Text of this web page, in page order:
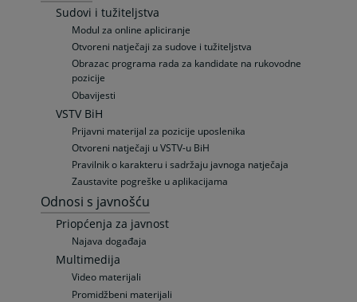
Sudovi i tužiteljstva
Modul za online apliciranje
Otvoreni natječaji za sudove i tužiteljstva
Obrazac programa rada za kandidate na rukovodne
pozicije
Obavijesti
VSTV BiH
Prijavni materijal za pozicije uposlenika
Otvoreni natječaji u VSTV-u BiH
Pravilnik o karakteru i sadržaju javnoga natječaja
Zaustavite pogreške u aplikacijama
Odnosi s javnošću
Priopćenja za javnost
Najava događaja
Multimedija
Video materijali
Promidžbeni materijali